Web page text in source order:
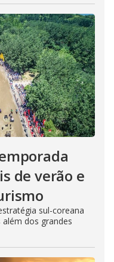
de verão e
sul-coreana
dos grandes